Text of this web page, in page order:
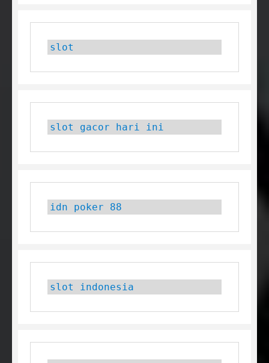
slot
slot gacor hari ini
idn poker 88
slot indonesia